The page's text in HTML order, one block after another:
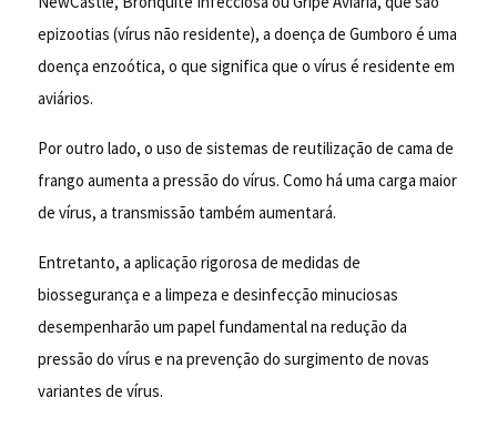
epizootias (vírus não residente), a doença de Gumboro é uma
doença enzoótica, o que significa que o vírus é residente em
aviários.
Por outro lado, o uso de sistemas de reutilização de cama de
frango aumenta a pressão do vírus. Como há uma carga maior
de vírus, a transmissão também aumentará.
Entretanto, a aplicação rigorosa de medidas de
biossegurança e a limpeza e desinfecção minuciosas
desempenharão um papel fundamental na redução da
pressão do vírus e na prevenção do surgimento de novas
variantes de vírus.